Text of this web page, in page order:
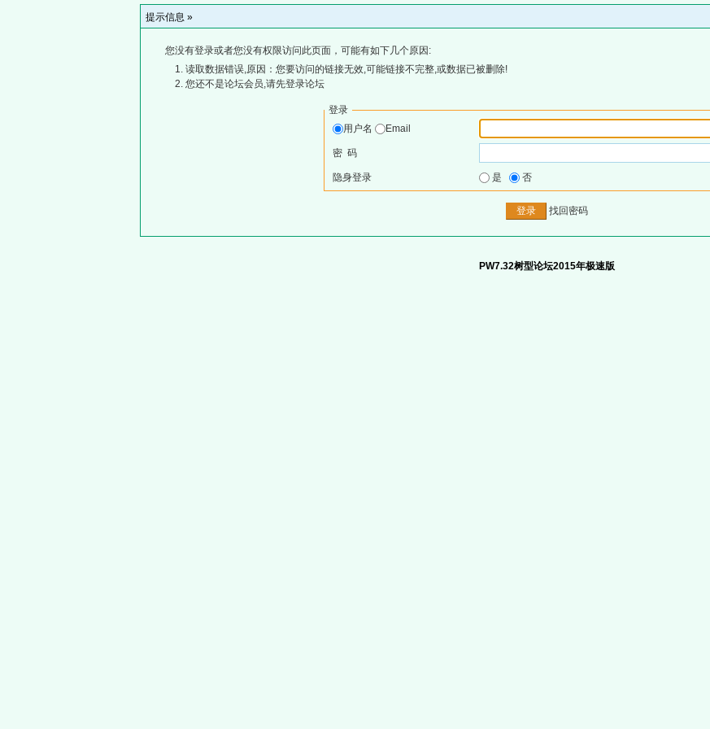
提示信息 »
您没有登录或者您没有权限访问此页面，可能有如下几个原因:
读取数据错误,原因：您要访问的链接无效,可能链接不完整,或数据已被删除!
您还不是论坛会员,请先登录论坛
登录
用户名
Email
密 码
隐身登录 是 否
找回密码
PW7.32树型论坛2015年极速版